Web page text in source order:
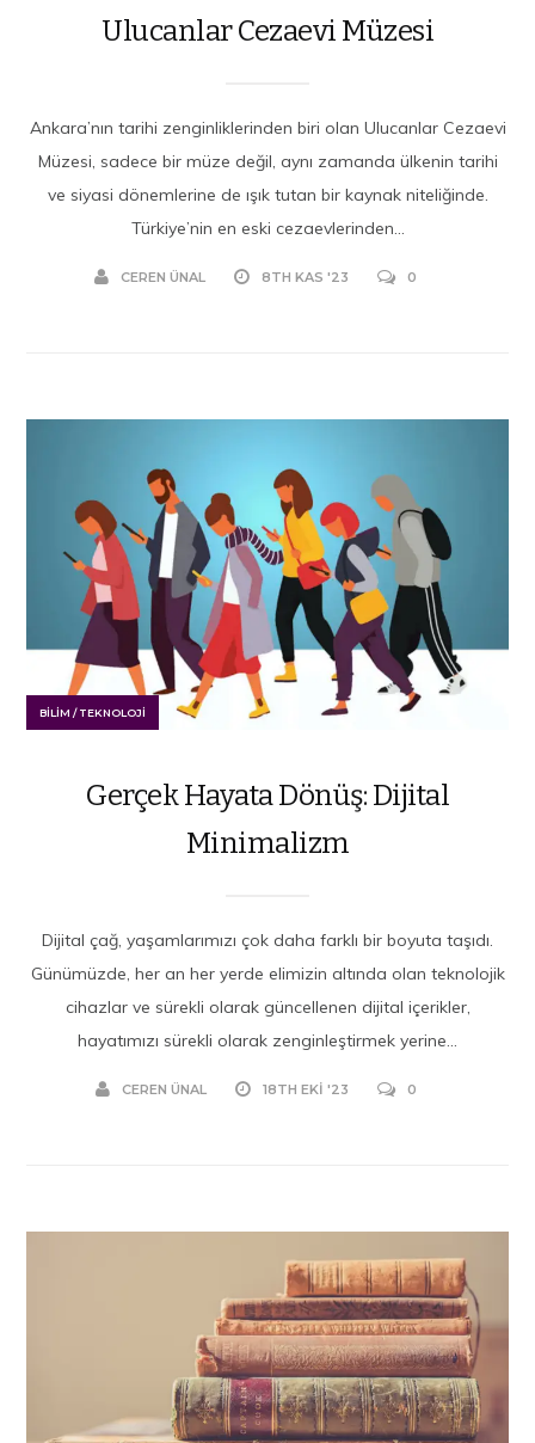
Ulucanlar Cezaevi Müzesi
Ankara’nın tarihi zenginliklerinden biri olan Ulucanlar Cezaevi
Müzesi, sadece bir müze değil, aynı zamanda ülkenin tarihi
ve siyasi dönemlerine de ışık tutan bir kaynak niteliğinde.
Türkiye’nin en eski cezaevlerinden...
CEREN ÜNAL 8TH KAS '23 0
BILIM / TEKNOLOJI
Gerçek Hayata Dönüş: Dijital
Minimalizm
Dijital çağ, yaşamlarımızı çok daha farklı bir boyuta taşıdı.
Günümüzde, her an her yerde elimizin altında olan teknolojik
cihazlar ve sürekli olarak güncellenen dijital içerikler,
hayatımızı sürekli olarak zenginleştirmek yerine...
CEREN ÜNAL 18TH EKI '23 0